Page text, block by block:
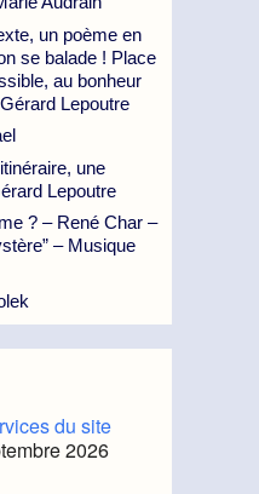
un poème en
se balade ! Place
au bonheur
Lepoutre
une
Lepoutre
? – René Char –
– Musique
du site
2026